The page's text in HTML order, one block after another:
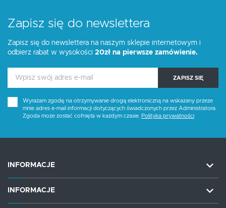
Zapisz się do newslettera
Zapisz się do newslettera na naszym sklepie internetowym i
odbierz rabat w wysokości 20zł na pierwsze zamówienie.
ZAPISZ SIĘ
Wyrażam zgodę na otrzymywanie drogą elektroniczną na wskazany przeze
mnie adres e-mail informacji dotyczących świadczonych przez Administratora.
Zgoda może zostać cofnięta w każdym czasie. Polityka prywatności
INFORMACJE
INFORMACJE